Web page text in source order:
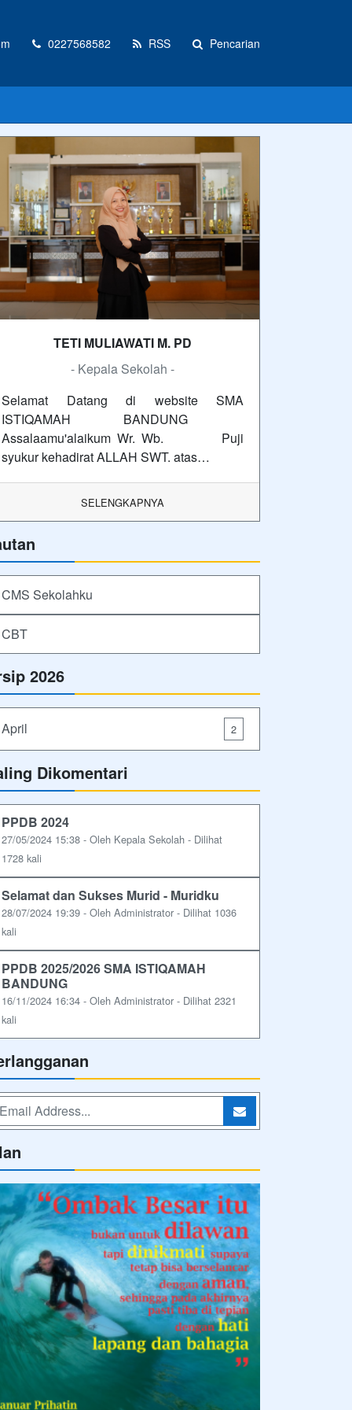
0227568582 RSS Pencarian
TETI MULIAWATI M. PD
- Kepala Sekolah -
Selamat Datang di website SMA
ISTIQAMAH BANDUNG
Assalaamu'alaikum Wr. Wb. Puji
syukur kehadirat ALLAH SWT. atas…
SELENGKAPNYA
CMS Sekolahku
CBT
2026
April 2
Dikomentari
PPDB 2024
27/05/2024 15:38 - Oleh Kepala Sekolah - Dilihat
1728 kali
Selamat dan Sukses Murid - Muridku
28/07/2024 19:39 - Oleh Administrator - Dilihat 1036
kali
PPDB 2025/2026 SMA ISTIQAMAH
BANDUNG
16/11/2024 16:34 - Oleh Administrator - Dilihat 2321
kali